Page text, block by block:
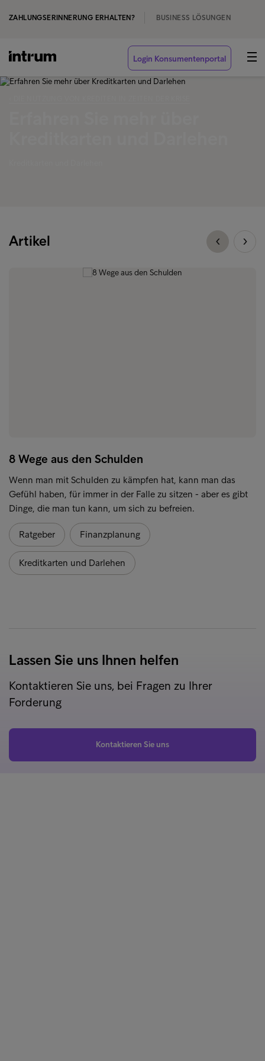
ZAHLUNGSERINNERUNG ERHALTEN? BUSINESS LÖSUNGEN
Login Konsumentenportal
Artikel
8 Wege aus den Schulden
Wenn man mit Schulden zu kämpfen hat, kann man das
Gefühl haben, für immer in der Falle zu sitzen - aber es gibt
Dinge, die man tun kann, um sich zu befreien.
Ratgeber Finanzplanung
Kreditkarten und Darlehen
Lassen Sie uns Ihnen helfen
Kontaktieren Sie uns, bei Fragen zu Ihrer
Forderung
Kontaktieren Sie uns